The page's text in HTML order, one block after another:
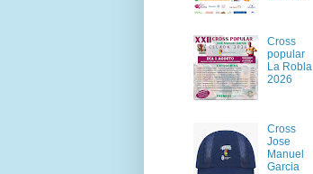
Cross
popular
La Robla
2026
Cross
Jose
Manuel
Garcia